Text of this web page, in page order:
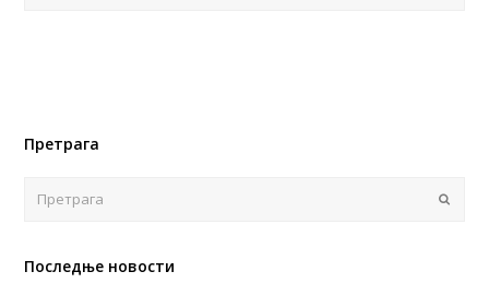
Претрага
Последње новости